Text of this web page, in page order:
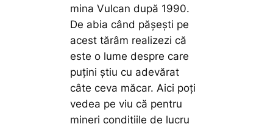
mina Vulcan după 1990.
De abia când pășești pe
acest tărâm realizezi că
este o lume despre care
puțini știu cu adevărat
câte ceva măcar. Aici poți
vedea pe viu că pentru
mineri condițiile de lucru